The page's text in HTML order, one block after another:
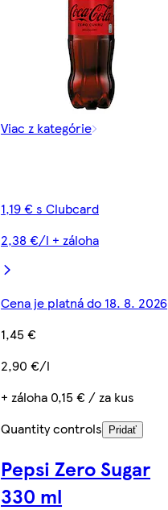
Viac z kategórie
1,19 € s Clubcard
2,38 €/l + záloha
Cena je platná do 18. 8. 2026
1,45 €
2,90 €/l
+ záloha 0,15 € / za kus
Quantity controls
Pridať
Pepsi Zero Sugar
330 ml